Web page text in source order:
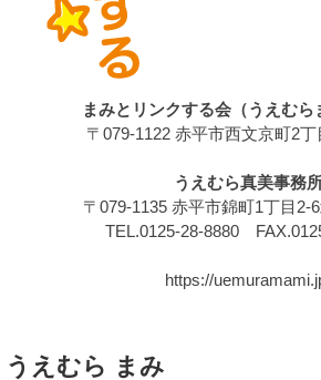
まみとリンクする会（うえむら
〒079-1122 赤平市西文京町2
うえむら真美事務
〒079-1135 赤平市錦町1丁目2-
TEL.0125-28-8880
https://
うえむら まみ